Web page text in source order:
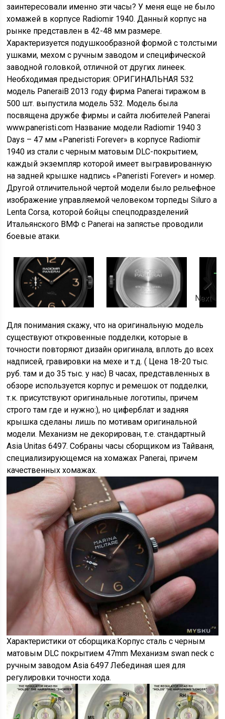
заинтересовали именно эти часы? У меня еще не было
хомажей в корпусе Radiomir 1940. Данный корпус на
рынке представлен в 42-48 мм размере.
Характеризуется подушкообразной формой с толстыми
ушками, мехом с ручным заводом и специфической
заводной головкой, отличной от других линеек.
Необходимая предыстория: ОРИГИНАЛЬНАЯ 532
модель PaneraiВ 2013 году фирма Panerai тиражом в
500 шт. выпустила модель 532. Модель была
посвящена дружбе фирмы и сайта любителей Panerai
www.paneristi.com Название модели Radiomir 1940 3
Days – 47 мм «Paneristi Forever» в корпусе Radiomir
1940 из стали с черным матовым DLC-покрытием,
каждый экземпляр которой имеет выгравированную
на задней крышке надпись «Paneristi Forever» и номер.
Другой отличительной чертой модели было рельефное
изображение управляемой человеком торпеды Siluro a
Lenta Corsa, которой бойцы спецподразделений
Итальянского ВМФ с Panerai на запястье проводили
боевые атаки.
Next
Для понимания скажу, что на оригинальную модель
существуют откровенные подделки, которые в
точности повторяют дизайн оригинала, вплоть до всех
надписей, гравировки на мехе и т.д. ( Цена 18-20 тыс.
руб. там и до 35 тыс. у нас) В часах, представленных в
обзоре используется корпус и ремешок от подделки,
т.к. присутствуют оригинальные логотипы, причем
строго там где и нужно:), но циферблат и задняя
крышка сделаны лишь по мотивам оригинальной
модели. Механизм не декорирован, т.е. стандартный
Asia Unitas 6497. Собраны часы сборщиком из Тайваня,
специализирующемся на хомажах Panerai, причем
качественных хомажах.
Характеристики от сборщика:Корпус сталь с черным
матовым DLC покрытием 47mm Механизм swan neck с
ручным заводом Asia 6497 Лебединая шея для
регулировки точности хода.